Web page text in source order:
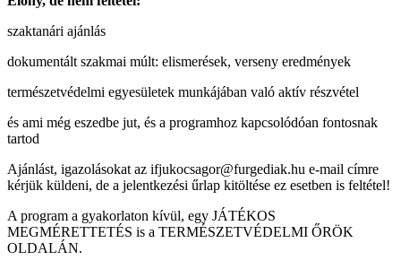
szaktanári ajánlás
dokumentált szakmai múlt: elismerések, verseny eredmények
természetvédelmi egyesületek munkájában való aktív részvétel
és ami még eszedbe jut, és a programhoz kapcsolódóan fontosnak
tartod
Ajánlást, igazolásokat az ifjukocsagor@furgediak.hu e-mail címre
kérjük küldeni, de a jelentkezési űrlap kitöltése ez esetben is feltétel!
A program a gyakorlaton kívül, egy JÁTÉKOS
MEGMÉRETTETÉS is a TERMÉSZETVÉDELMI ŐRÖK
OLDALÁN.